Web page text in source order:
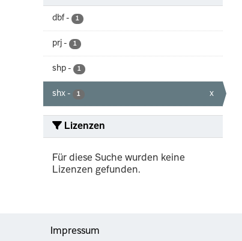
dbf - 1
prj - 1
shp - 1
shx - 1 x
Lizenzen
Für diese Suche wurden keine
Lizenzen gefunden.
Impressum